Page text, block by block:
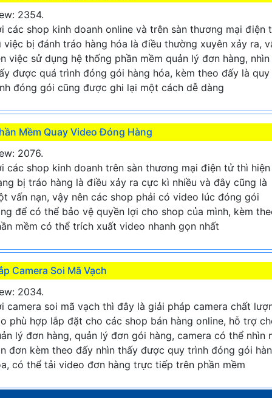
2354.
các shop kinh doanh online và trên sàn thương mại điện
việc bị đánh tráo hàng hóa là điều thường xuyên xảy ra,
việc sử dụng hệ thống phần mềm quản lý đơn hàng, nhìn
được quá trình đóng gói hàng hóa, kèm theo đấy là quy
đóng gói cũng được ghi lại một cách dễ dàng
Mềm Quay Video Đóng Hàng
2076.
các shop kinh doanh trên sàn thương mại điện tử thì hiện
bị tráo hàng là điều xảy ra cực kì nhiều và đây cũng là
vấn nạn, vậy nên các shop phải có video lúc đóng gói
để có thể bảo vệ quyền lợi cho shop của mình, kèm
mềm có thể trích xuất video nhanh gọn nhất
Camera Soi Mã Vạch
2034.
camera soi mã vạch thì đây là giải pháp camera chất
phù hợp lắp đặt cho các shop bán hàng online, hỗ trợ
lý đơn hàng, quản lý đơn gói hàng, camera có thể nhìn
đơn kèm theo đấy nhìn thấy được quy trình đóng gói
có thể tải video đơn hàng trực tiếp trên phần mềm